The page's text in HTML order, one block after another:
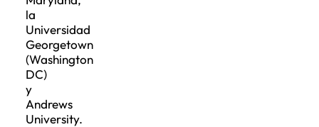
la
Universidad
Georgetown
(Washington
DC)
y
Andrews
University.